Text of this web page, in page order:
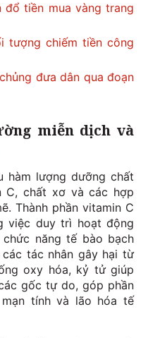
đổ tiền mua vàng trang
tượng chiếm tiền công
đưa dân qua đoạn
miễn dịch và
hàm lượng dưỡng chất
C, chất xơ và các hợp
Thành phần vitamin C
việc duy trì hoạt động
năng tế bào bạch
tác nhân gây hại từ
oxy hóa, kỷ tử giúp
gốc tự do, góp phần
tính và lão hóa tế